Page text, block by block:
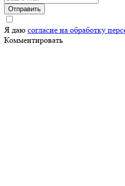
Отправить
Я даю согласие на обработку
Комментировать